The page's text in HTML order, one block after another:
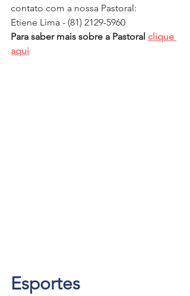
contato com a nossa Pastoral:
Etiene Lima - (81) 2129-5960
Para saber mais sobre a Pastoral clique
aqui
Esportes